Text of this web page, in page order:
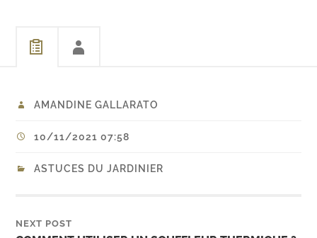
AMANDINE GALLARATO
10/11/2021 07:58
ASTUCES DU JARDINIER
NEXT POST